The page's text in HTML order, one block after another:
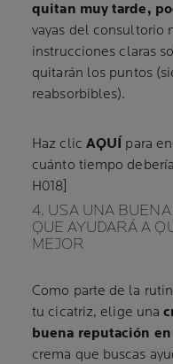
quitan muy tarde,
vayas del consultorio
instrucciones claras
quitarán los puntos
reabsorbibles).
Haz clic AQUÍ para
cuánto tiempo
H018]
4. USA UNA
QUE AYUDARÁ A
MEJOR
Como parte de la
tu cicatriz, elige una
buena reputación
crema que buscas